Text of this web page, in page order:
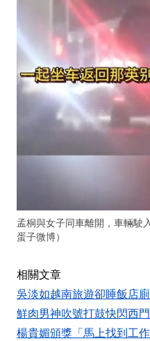
孟桐與女子同車離開，車輛駛
蛋子微博）
相關文章
吳淡如越南旅遊卻睡飯店
鮮肉男神吹號打鼓快閃西
楊貴媚頒獎「馬上找到工